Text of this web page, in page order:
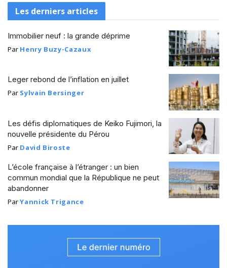
Les derniers articles
Immobilier neuf : la grande déprime
Par Henry Buzy-Cazaux
Leger rebond de l’inflation en juillet
Par Sylvain Bersinger
Les défis diplomatiques de Keiko Fujimori, la
nouvelle présidente du Pérou
Par David Biroste
L’école française à l’étranger : un bien
commun mondial que la République ne peut
abandonner
ParYannick Trigance